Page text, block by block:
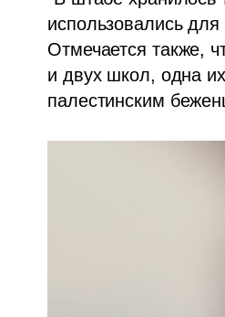
использовались
Отмечается также,
и двух школ, одна
палестинским